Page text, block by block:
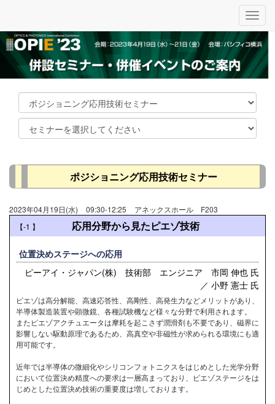
メ
ニ
ュ
ー
ポジショニング応用技術セミナー
2023年04月19日(水) 09:30-12:25
アネックスホール F203
【-1 】 応用分野から見たピエゾ技術
位置決めステージへの応用
ピーアイ・ジャパン(株) 技術部 エンジニア 市岡 伸也 氏
／ 小野 憲士 氏
ピエゾは高分解能、高速応答性、高剛性、高発生力などメリットがあり、
半導体製造装置や顕微鏡、各種試験機など様々な分野で利用されます。
またピエゾアクチュエータは摩耗を起こさず潤滑剤も不要であり、磁界に
影響しない駆動原理であるため、高真空や非磁性が求められる環境にも適
用可能です。
近年では半導体の微細化やシリコンフォトニクスをはじめとした光学分野
において位置決め精度への要求は一層高まっており、ピエゾステージをは
じめとした位置決め技術の重要度は増しております。